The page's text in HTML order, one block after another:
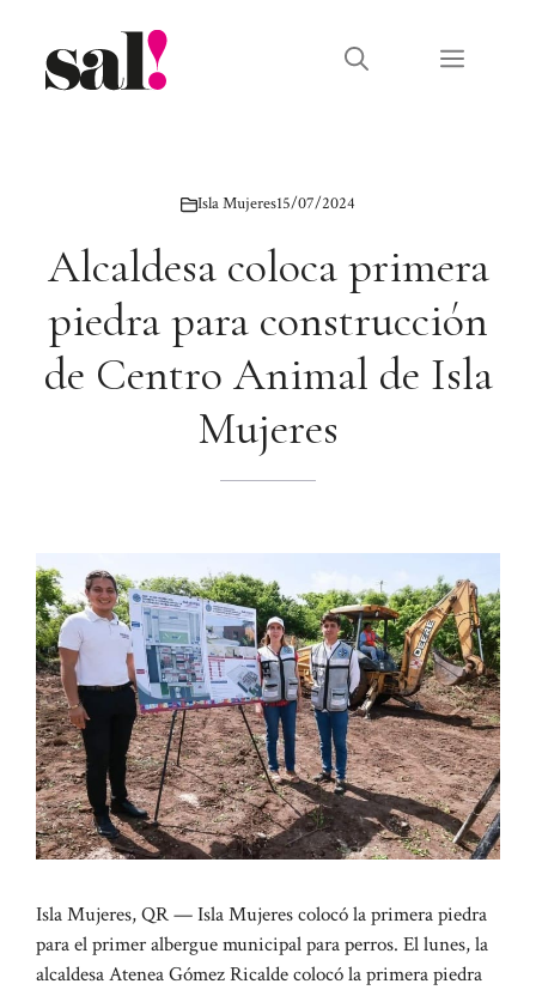
contenido
Menú
Isla Mujeres15/07/2024
Alcaldesa coloca primera
piedra para construcción
de Centro Animal de Isla
Mujeres
Isla Mujeres, QR — Isla Mujeres colocó la primera piedra
para el primer albergue municipal para perros. El lunes, la
alcaldesa Atenea Gómez Ricalde colocó la primera piedra